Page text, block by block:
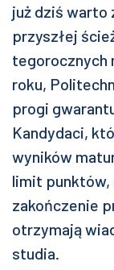
już dziś warto
przyszłej
tegorocznych
roku,
progi
Kandydaci,
wyników
limit punktów,
zakończenie
otrzymają
studia.